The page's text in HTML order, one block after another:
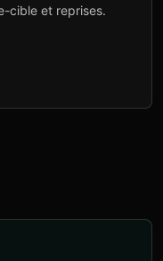
cible et reprises.